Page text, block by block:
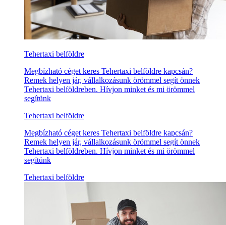
Tehertaxi belföldre
Megbízható céget keres Tehertaxi belföldre kapcsán?
Remek helyen jár, vállalkozásunk örömmel segít önnek
Tehertaxi belföldreben. Hívjon minket és mi örömmel
segítünk
Tehertaxi belföldre
Megbízható céget keres Tehertaxi belföldre kapcsán?
Remek helyen jár, vállalkozásunk örömmel segít önnek
Tehertaxi belföldreben. Hívjon minket és mi örömmel
segítünk
Tehertaxi belföldre